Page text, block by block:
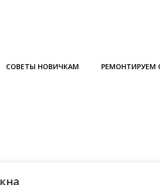
СОВЕТЫ НОВИЧКАМ РЕМОНТИРУЕМ